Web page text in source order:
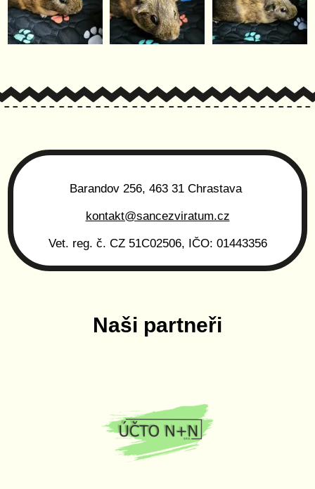
Barandov 256, 463 31 Chrastava
kontakt@sancezviratum.cz
Vet. reg. č. CZ 51C02506, IČO: 01443356
Naši partneři